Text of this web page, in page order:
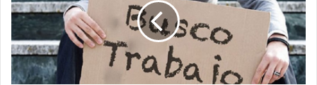
preocupación
desempleo
y
pobreza
entre